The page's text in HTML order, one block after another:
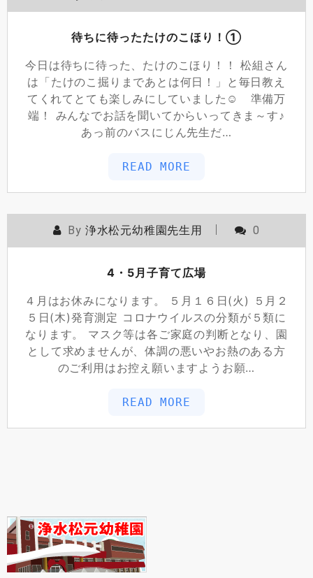
待ちに待ったたけのこほり！➀
今日は待ちに待った、たけのこほり！！ 松組さん
は「たけのこ掘りまであとは何日！」と毎日教え
てくれてとても楽しみにしていました☺ 準備万
端！ みんなでお話を聞いてからいってきま～す♪
あっ前のバスにじん先生だ…
READ MORE
By 浄水松元幼稚園先生用 0
4・5月子育て広場
４月はお休みになります。 ５月１６日(火) ５月２
５日(木)発育測定 コロナウイルスの分類が５類に
なります。 マスク等は各ご家庭の判断となり、園
として求めませんが、体調の悪いやお熱のある方
のご利用はお控え願いますようお願…
READ MORE